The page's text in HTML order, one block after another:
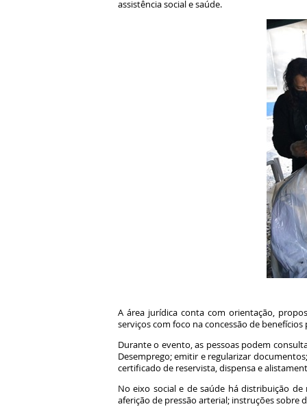
assistência social e saúde.
A área jurídica conta com orientação,
serviços com foco na concessão de
Durante o evento, as pessoas podem
Desemprego; emitir e regularizar
certificado de reservista, dispensa e
No eixo social e de saúde há distribuição de
aferição de pressão arterial; instruções sobre